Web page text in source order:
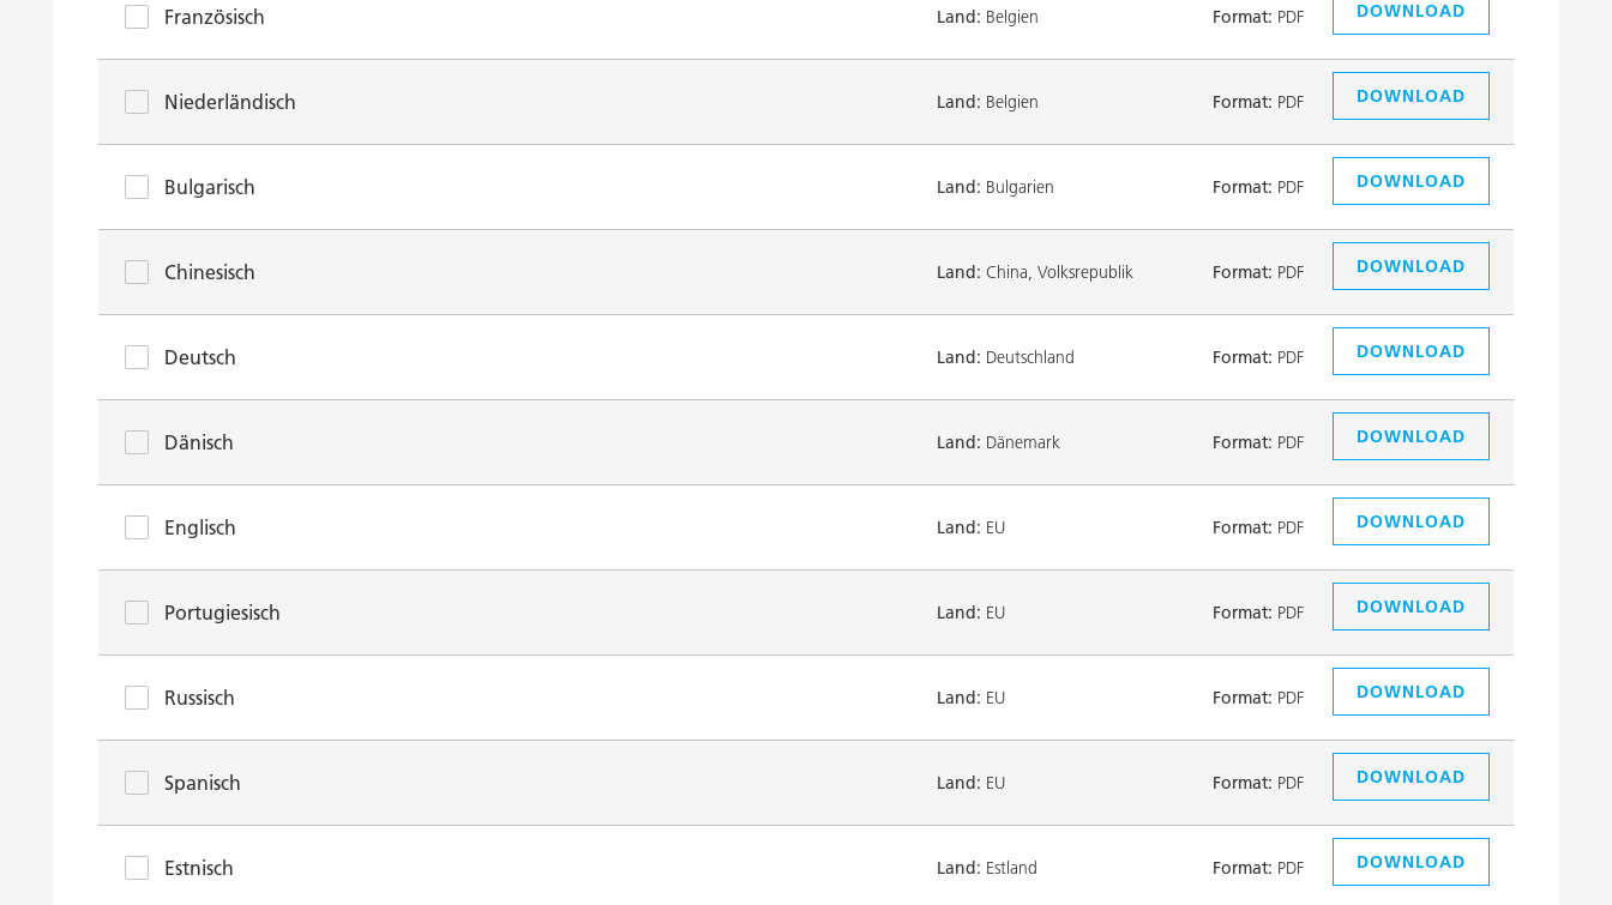
Französisch Land: Belgien Format: PDF DOWNLOAD
Niederländisch Land: Belgien Format: PDF DOWNLOAD
Bulgarisch Land: Bulgarien Format: PDF DOWNLOAD
Chinesisch Land: China, Volksrepublik Format: PDF DOWNLOAD
Deutsch Land: Deutschland Format: PDF DOWNLOAD
Dänisch Land: Dänemark Format: PDF DOWNLOAD
Englisch Land: EU Format: PDF DOWNLOAD
Portugiesisch Land: EU Format: PDF DOWNLOAD
Russisch Land: EU Format: PDF DOWNLOAD
Spanisch Land: EU Format: PDF DOWNLOAD
Estnisch Land: Estland Format: PDF DOWNLOAD